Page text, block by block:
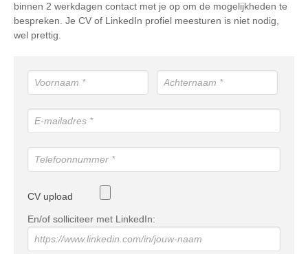
binnen 2 werkdagen contact met je op om de mogelijkheden te
bespreken. Je CV of LinkedIn profiel meesturen is niet nodig,
wel prettig.
CV upload
En/of solliciteer met LinkedIn: